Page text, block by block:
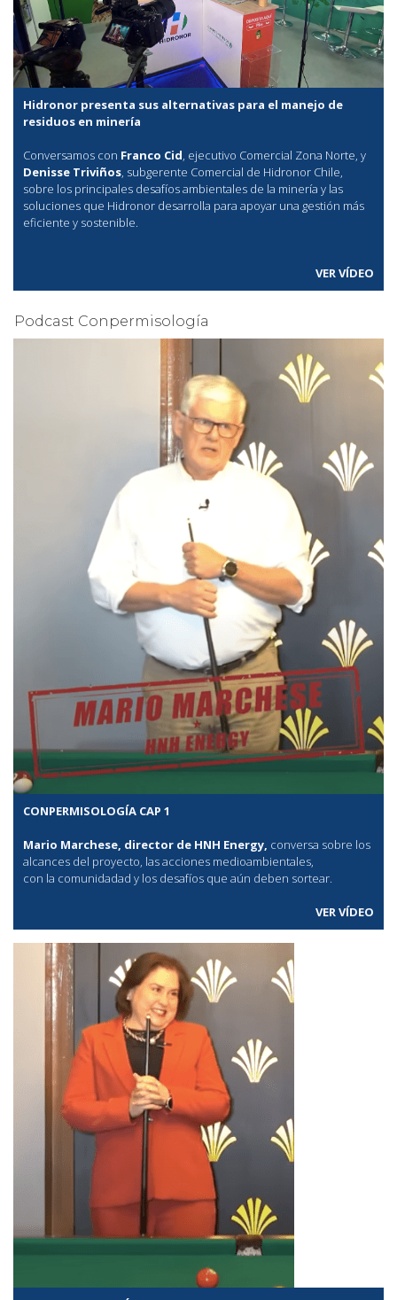
Hidronor presenta sus alternativas para el manejo de
residuos en minería
Conversamos con Franco Cid, ejecutivo Comercial Zona Norte, y
Denisse Triviños, subgerente Comercial de Hidronor Chile,
sobre los principales desafíos ambientales de la minería y las
soluciones que Hidronor desarrolla para apoyar una gestión más
eficiente y sostenible.
VER VÍDEO
Podcast Conpermisología
CONPERMISOLOGÍA CAP 1
Mario Marchese, director de HNH Energy, conversa sobre los
alcances del proyecto, las acciones medioambientales,
con la comunidadad y los desafíos que aún deben sortear.
VER VÍDEO